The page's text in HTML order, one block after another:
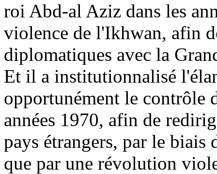
roi Abd-al Aziz dans les
violence de l'Ikhwan, afin
diplomatiques avec la
Et il a institutionnalisé
opportunément le contrôle
années 1970, afin de
pays étrangers, par le
que par une révolution